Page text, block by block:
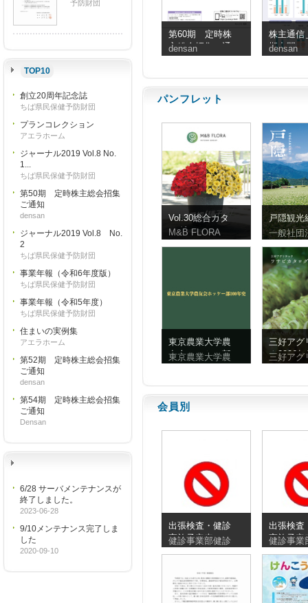
予防財団
TOP10
創立20周年記念誌
ちば県民保健予防財団
プランコレクション
アエラホーム
ジャーナル2019 Vol.8 No.
1...
ちば県民保健予防財団
第50期 定時株主総会招集
ご通知
densan
ジャーナル2019 Vol.8 No.
2
ちば県民保健予防財団
事業年報（令和6年度版）
ちば県民保健予防財団
事業年報（令和5年度）
ちば県民保健予防財団
住まいの実例集
アエラホーム
第52期 定時株主総会招集
ご通知
densan
第54期 定時株主総会招集
ご通知
Densan
6/28 サーバメンテナンスが
終了しました。
2023-06-28
9/10メンテナンス完了しま
した
2020-09-10
第60期 定時株
主総会招集ご通
知
densan
株主通信
期中間
densan
パンフレット
Vol.30総合カタ
ログ
M&B FLORA
戸隠観光
ンフレッ
体字）
一般社団
東京農業大学農
友会ホッケー部
100年史
東京農業大学農
三好アグ
ク2026
ビ
三好アグ
会員別
出張検査・健診
実施予定表
_20260810_20260830
健診事業部健診
出張検査
実施予定
健診事業